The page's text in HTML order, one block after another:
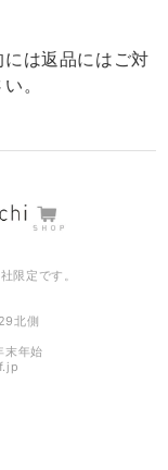
は返品にはご対
。
限定です。
北側
末年始